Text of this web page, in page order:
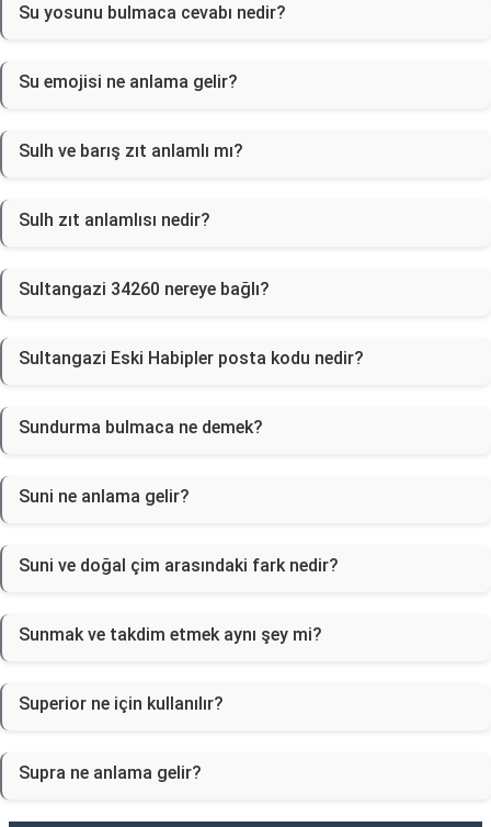
Su yosunu bulmaca cevabı nedir?
Su emojisi ne anlama gelir?
Sulh ve barış zıt anlamlı mı?
Sulh zıt anlamlısı nedir?
Sultangazi 34260 nereye bağlı?
Sultangazi Eski Habipler posta kodu nedir?
Sundurma bulmaca ne demek?
Suni ne anlama gelir?
Suni ve doğal çim arasındaki fark nedir?
Sunmak ve takdim etmek aynı şey mi?
Superior ne için kullanılır?
Supra ne anlama gelir?